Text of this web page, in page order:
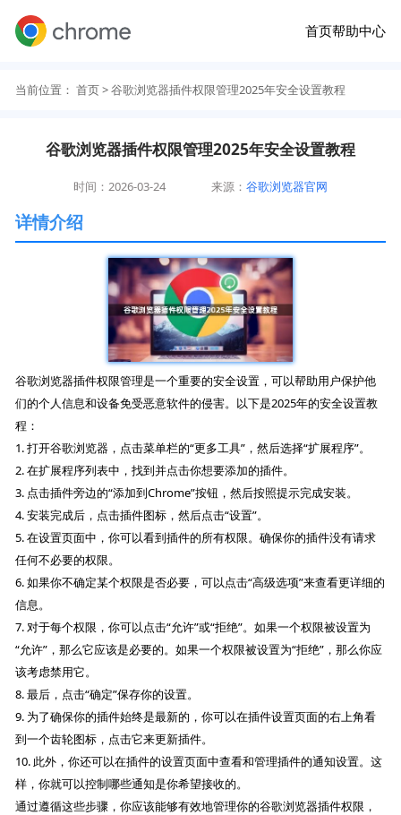
首页帮助中心
当前位置： 首页> 谷歌浏览器插件权限管理2025年安全设置教程
谷歌浏览器插件权限管理2025年安全设置教程
时间：2026-03-24 来源：谷歌浏览器官网
详情介绍
谷歌浏览器插件权限管理是一个重要的安全设置，可以帮助用户保护他
们的个人信息和设备免受恶意软件的侵害。以下是2025年的安全设置教
程：
1. 打开谷歌浏览器，点击菜单栏的“更多工具”，然后选择“扩展程序”。
2. 在扩展程序列表中，找到并点击你想要添加的插件。
3. 点击插件旁边的“添加到Chrome”按钮，然后按照提示完成安装。
4. 安装完成后，点击插件图标，然后点击“设置”。
5. 在设置页面中，你可以看到插件的所有权限。确保你的插件没有请求
任何不必要的权限。
6. 如果你不确定某个权限是否必要，可以点击“高级选项”来查看更详细的
信息。
7. 对于每个权限，你可以点击“允许”或“拒绝”。如果一个权限被设置为
“允许”，那么它应该是必要的。如果一个权限被设置为“拒绝”，那么你应
该考虑禁用它。
8. 最后，点击“确定”保存你的设置。
9. 为了确保你的插件始终是最新的，你可以在插件设置页面的右上角看
到一个齿轮图标，点击它来更新插件。
10. 此外，你还可以在插件的设置页面中查看和管理插件的通知设置。这
样，你就可以控制哪些通知是你希望接收的。
通过遵循这些步骤，你应该能够有效地管理你的谷歌浏览器插件权限，